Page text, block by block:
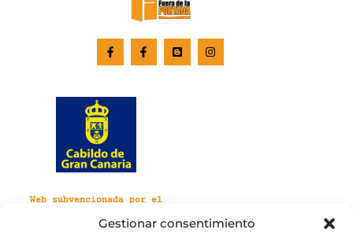
Gestionar consentimiento
Web subvencionada por el